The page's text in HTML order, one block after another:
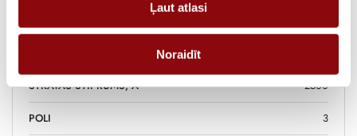
Ļaut atlasi
Noraidīt
STRĀVAS STIPRUMS, A 2500
POLI 3